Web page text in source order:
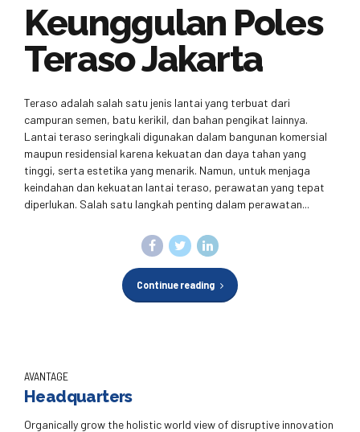
Keunggulan Poles
Teraso Jakarta
Teraso adalah salah satu jenis lantai yang terbuat dari
campuran semen, batu kerikil, dan bahan pengikat lainnya.
Lantai teraso seringkali digunakan dalam bangunan komersial
maupun residensial karena kekuatan dan daya tahan yang
tinggi, serta estetika yang menarik. Namun, untuk menjaga
keindahan dan kekuatan lantai teraso, perawatan yang tepat
diperlukan. Salah satu langkah penting dalam perawatan...
Continue reading
AVANTAGE
Headquarters
Organically grow the holistic world view of disruptive innovation